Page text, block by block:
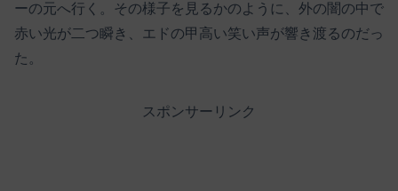
ーの元へ行く。その様子を見るかのように、外の闇の中で
赤い光が二つ瞬き、エドの甲高い笑い声が響き渡るのだっ
た。
スポンサーリンク